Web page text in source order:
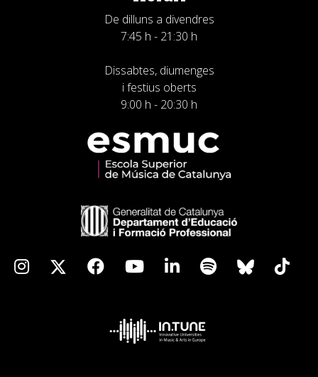
De dilluns a divendres
7:45 h - 21:30 h
Dissabtes, diumenges
i festius oberts
9:00 h - 20:30 h